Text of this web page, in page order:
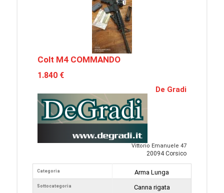
Colt M4 COMMANDO
1.840 €
De Gradi
Vittorio Emanuele 47
20094 Corsico
Categoria
Sottocategoria
Arma Lunga
Canna rigata